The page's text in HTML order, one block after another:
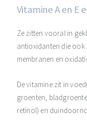
Vitamine A en E
Ze zitten vooral in
antioxidanten die
membranen en
De vitamine zit in
groenten,
retinol) en